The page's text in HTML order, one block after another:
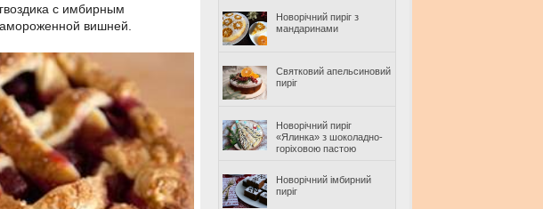
с имбирным
вишней.
Новорічний пиріг з
мандаринами
Святковий апельсиновий
пиріг
Новорічний пиріг
«Ялинка» з шоколадно-
горіховою пастою
Новорічний імбирний
пиріг